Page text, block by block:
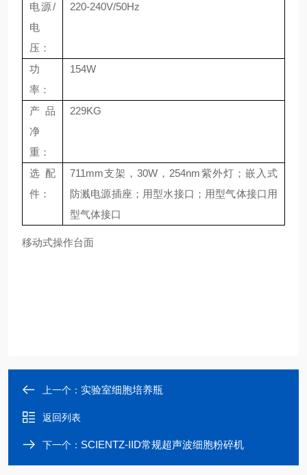
电源/
电
压：
220-240V/50Hz
功
率：
154W
产品
净
重：
229KG
选配
件：
711mm支架，30W，254nm紫外灯；嵌入式
防溅电源插座；用型水接口；用型气体接口用
型气体接口
移动式操作台面
上一个： 实验室细胞培养瓶
返回列表
下一个： SCIENTZ-IID常规超声波细胞粉碎机